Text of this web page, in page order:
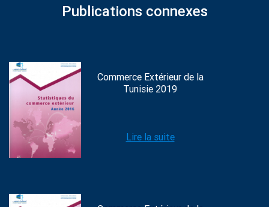
Publications connexes
Commerce Extérieur de la
Tunisie 2019
Lire la suite